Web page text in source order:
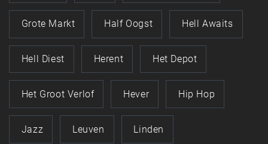
Grote Markt Half Oogst Hell Awaits
Hell Diest Herent Het Depot
Het Groot Verlof Hever Hip Hop
Jazz Leuven Linden